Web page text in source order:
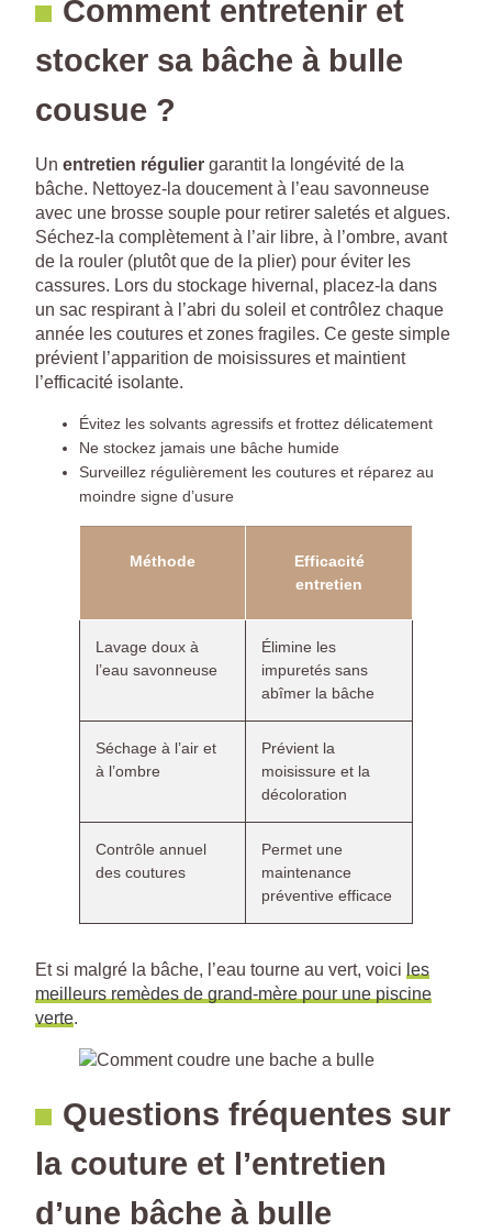
Comment entretenir et
stocker sa bâche à bulle
cousue ?
Un entretien régulier garantit la longévité de la
bâche. Nettoyez-la doucement à l’eau savonneuse
avec une brosse souple pour retirer saletés et algues.
Séchez-la complètement à l’air libre, à l’ombre, avant
de la rouler (plutôt que de la plier) pour éviter les
cassures. Lors du stockage hivernal, placez-la dans
un sac respirant à l’abri du soleil et contrôlez chaque
année les coutures et zones fragiles. Ce geste simple
prévient l’apparition de moisissures et maintient
l’efficacité isolante.
Évitez les solvants agressifs et frottez délicatement
Ne stockez jamais une bâche humide
Surveillez régulièrement les coutures et réparez au
moindre signe d’usure
Méthode
Efficacité
entretien
Lavage doux à
l’eau savonneuse
Élimine les
impuretés sans
abîmer la bâche
Séchage à l’air et
à l’ombre
Prévient la
moisissure et la
décoloration
Contrôle annuel
des coutures
Permet une
maintenance
préventive efficace
Et si malgré la bâche, l’eau tourne au vert, voici les
meilleurs remèdes de grand-mère pour une piscine
verte.
Questions fréquentes sur
la couture et l’entretien
d’une bâche à bulle